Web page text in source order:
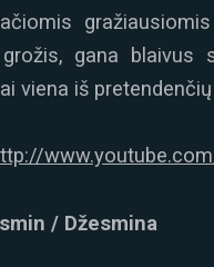
gana blaivus
viena iš
/ Džesmina